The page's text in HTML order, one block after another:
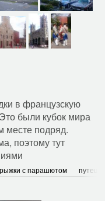
в французскую
были кубок мира
месте подряд.
поэтому тут
с парашютом